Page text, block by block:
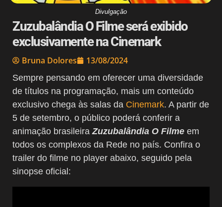
Divulgação
Zuzubalândia O Filme será exibido
exclusivamente na Cinemark
Bruna Dolores 13/08/2024
Sempre pensando em oferecer uma diversidade
de títulos na programação, mais um conteúdo
exclusivo chega às salas da Cinemark. A partir de
5 de setembro, o público poderá conferir a
animação brasileiraZuzubalândia O Filme em
todos os complexos da Rede no país. Confira o
trailer do filme no player abaixo, seguido pela
sinopse oficial: